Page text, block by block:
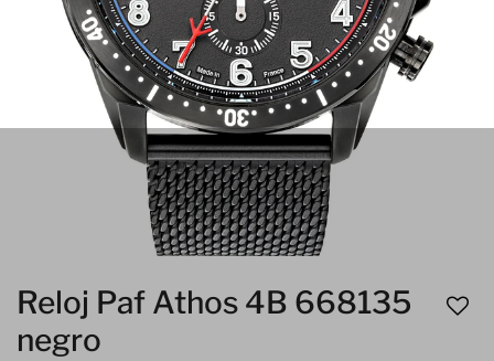
Reloj Paf Athos 4B 668135
negro